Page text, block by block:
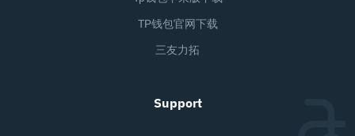
TP钱包官网下载
三友力拓
Support